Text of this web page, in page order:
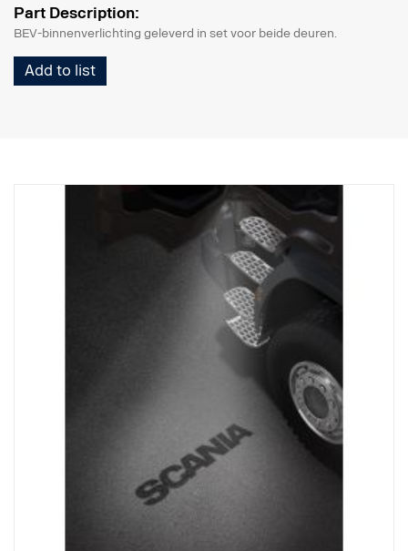
Part Description:
BEV-binnenverlichting geleverd in set voor beide deuren.
Add to list